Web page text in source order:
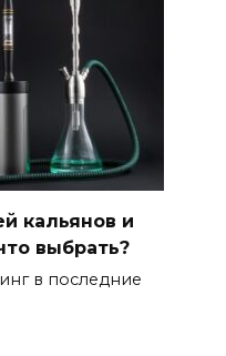
кальянов и
выбрать?
в последние